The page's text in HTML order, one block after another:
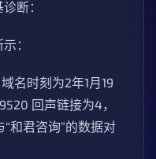
断：
：
名时刻为2年1月19
回声链接为4，
和君咨询”的数据对